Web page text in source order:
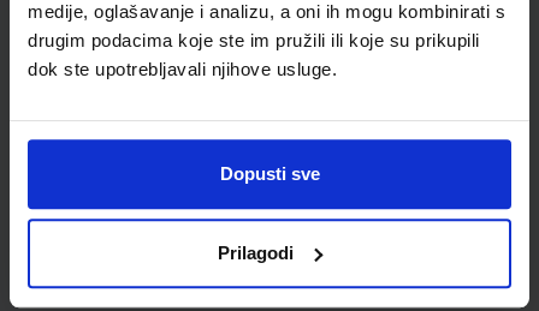
medije, oglašavanje i analizu, a oni ih mogu kombinirati s
drugim podacima koje ste im pružili ili koje su prikupili
dok ste upotrebljavali njihove usluge.
Dopusti sve
Prilagodi
3,28 €